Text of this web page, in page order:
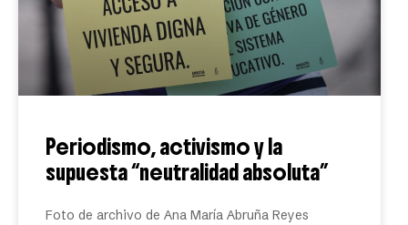
Periodismo, activismo y la
supuesta “neutralidad absoluta”
Foto de archivo de Ana María Abruña Reyes